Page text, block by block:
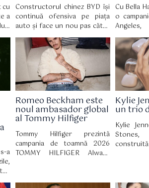
cu
a
Constructorul chinez BYD își
continuă ofensiva pe piața
auto și face un nou pas către
segmentul premium, odată cu
lansarea modelului Da Han, o
limuzină electrică de mari
dimensiuni care țintește
direct rivali consacrați precum
Mercedes S-Class, Mercedes
EQS și BMW Seria 7.
Cu Bella
o
pe
acceptare
a
Romeo Beckham este
noul ambasador global
al Tommy Hilfiger
Tommy Hilfiger prezintă
campania de toamnă 2026
TOMMY HILFIGER Always
filmată în cadrul hotelului The
Kylie
un trio
Kylie